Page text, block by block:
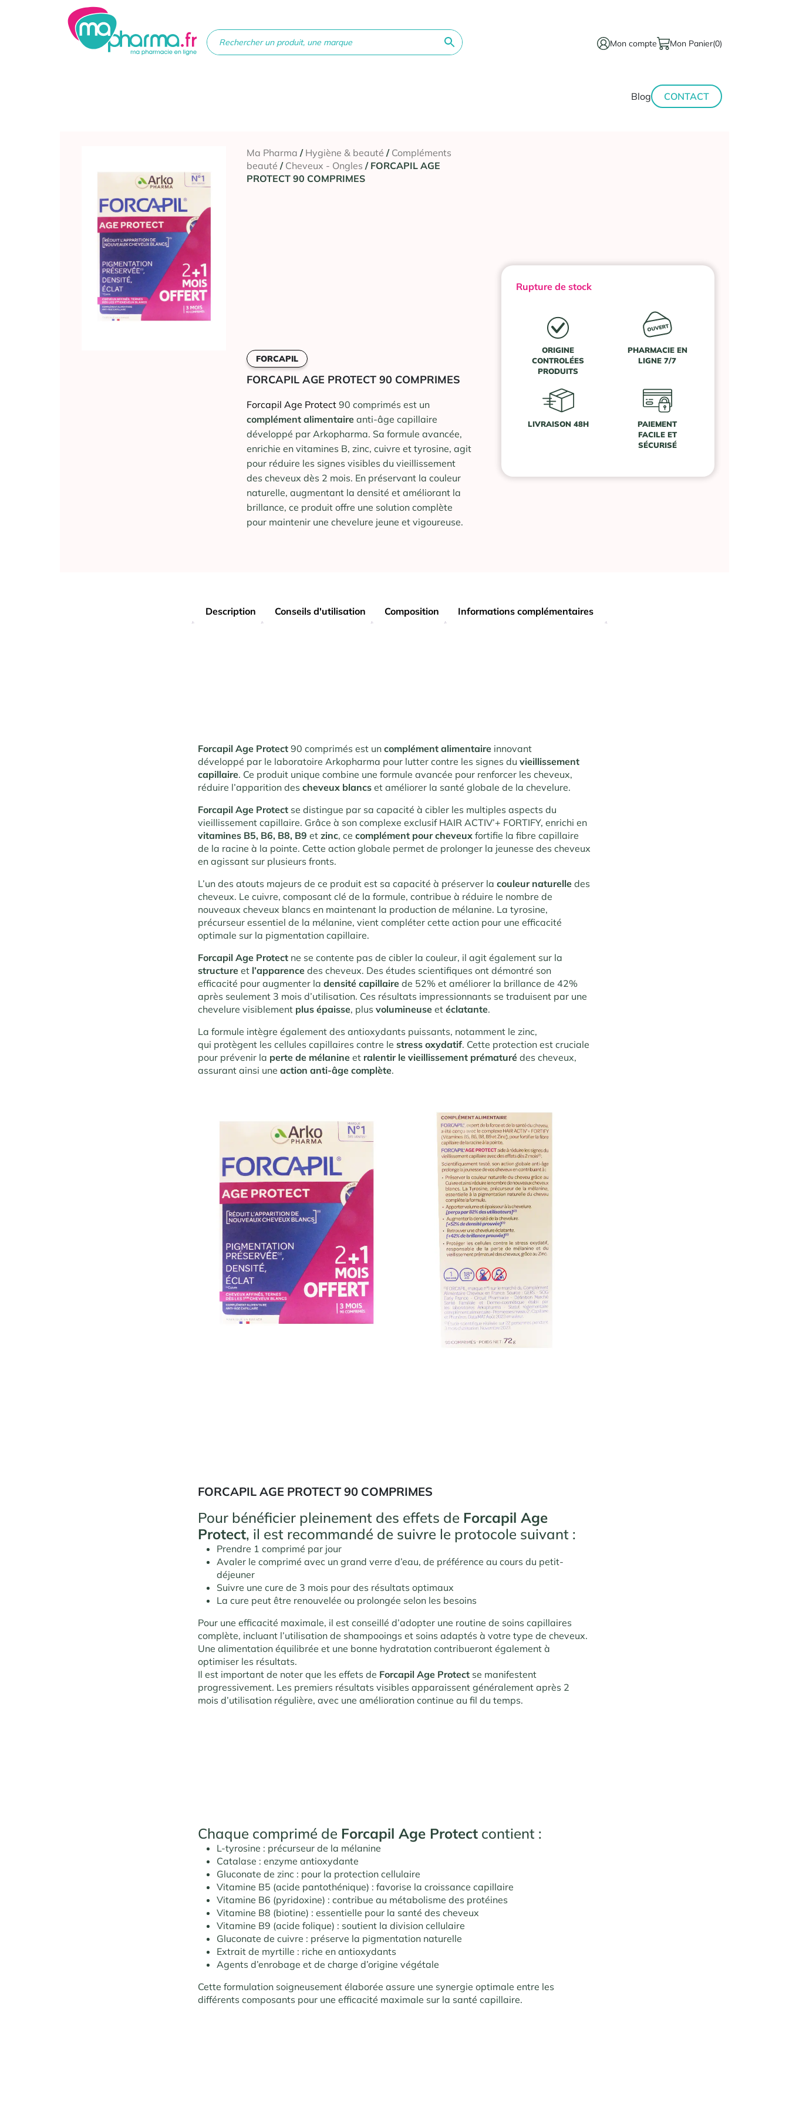
Mon compte Mon Panier(0)
Blog CONTACT
Ma Pharma / Hygiène & beauté / Compléments
beauté / Cheveux - Ongles / FORCAPIL AGE
PROTECT 90 COMPRIMES
FORCAPIL
FORCAPIL AGE PROTECT 90 COMPRIMES
Forcapil Age Protect 90 comprimés est un
complément alimentaire anti-âge capillaire
développé par Arkopharma. Sa formule avancée,
enrichie en vitamines B, zinc, cuivre et tyrosine, agit
pour réduire les signes visibles du vieillissement
des cheveux dès 2 mois. En préservant la couleur
naturelle, augmentant la densité et améliorant la
brillance, ce produit offre une solution complète
pour maintenir une chevelure jeune et vigoureuse.
Rupture de stock
ORIGINE
CONTROLÉES
PRODUITS
PHARMACIE EN
LIGNE 7/7
LIVRAISON 48H
PAIEMENT
FACILE ET
SÉCURISÉ
Description Conseils d'utilisation Composition Informations complémentaires
Forcapil Age Protect 90 comprimés est uncomplément alimentaire innovant
développé par le laboratoire Arkopharma pour lutter contre les signes duvieillissement
capillaire. Ce produit unique combine une formule avancée pour renforcer les cheveux,
réduire l’apparition descheveux blancset améliorer la santé globale de la chevelure.
Forcapil Age Protect se distingue par sa capacité à cibler les multiples aspects du
vieillissement capillaire. Grâce à son complexe exclusif HAIR ACTIV’+ FORTIFY, enrichi en
vitamines B5, B6, B8, B9 etzinc, cecomplément pour cheveux fortifie la fibre capillaire
de la racine à la pointe. Cette action globale permet de prolonger la jeunesse des cheveux
en agissant sur plusieurs fronts.
L’un des atouts majeurs de ce produit est sa capacité à préserver lacouleur naturelle des
cheveux. Le cuivre, composant clé de la formule, contribue à réduire le nombre de
nouveaux cheveux blancs en maintenant la production de mélanine. La tyrosine,
précurseur essentiel de la mélanine, vient compléter cette action pour une efficacité
optimale sur la pigmentation capillaire.
Forcapil Age Protect ne se contente pas de cibler la couleur, il agit également sur la
structureet l’apparencedes cheveux. Des études scientifiques ont démontré son
efficacité pour augmenter ladensité capillaire de 52% et améliorer la brillance de 42%
après seulement 3 mois d’utilisation. Ces résultats impressionnants se traduisent par une
chevelure visiblement plus épaisse, plusvolumineuseetéclatante.
La formule intègre également des antioxydants puissants, notamment le zinc,
qui protègent les cellules capillaires contre lestress oxydatif. Cette protection est cruciale
pour prévenir la perte de mélanineet ralentir le vieillissement prématurédes cheveux,
assurant ainsi uneaction anti-âge complète.
FORCAPIL AGE PROTECT 90 COMPRIMES
Pour bénéficier pleinement des effets de Forcapil Age
Protect, il est recommandé de suivre le protocole suivant :
Prendre 1 comprimé par jour
Avaler le comprimé avec un grand verre d’eau, de préférence au cours du petit-
déjeuner
Suivre une cure de 3 mois pour des résultats optimaux
La cure peut être renouvelée ou prolongée selon les besoins
Pour une efficacité maximale, il est conseillé d’adopter une routine de soins capillaires
complète, incluant l’utilisation de shampooings et soins adaptés à votre type de cheveux.
Une alimentation équilibrée et une bonne hydratation contribueront également à
optimiser les résultats.
Il est important de noter que les effets de Forcapil Age Protect se manifestent
progressivement. Les premiers résultats visibles apparaissent généralement après 2
mois d’utilisation régulière, avec une amélioration continue au fil du temps.
Chaque comprimé de Forcapil Age Protect contient :
L-tyrosine : précurseur de la mélanine
Catalase : enzyme antioxydante
Gluconate de zinc : pour la protection cellulaire
Vitamine B5 (acide pantothénique) : favorise la croissance capillaire
Vitamine B6 (pyridoxine) : contribue au métabolisme des protéines
Vitamine B8 (biotine) : essentielle pour la santé des cheveux
Vitamine B9 (acide folique) : soutient la division cellulaire
Gluconate de cuivre : préserve la pigmentation naturelle
Extrait de myrtille : riche en antioxydants
Agents d’enrobage et de charge d’origine végétale
Cette formulation soigneusement élaborée assure une synergie optimale entre les
différents composants pour une efficacité maximale sur la santé capillaire.